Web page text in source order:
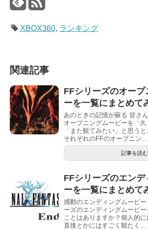
XBOX360, ランキング
関連記事
FFシリーズのオー
ーを一覧にまとめて
あのときの記憶が蘇る 皆さ
オープニングムービーを「久
「また観てみたい」と思う
それぞれのFFのオープニン...
記事を読む
FFシリーズのエン
ーを一覧にまとめて
感動のエンディングムービ
ーズのエンディングムービ
ことはありますか？個人的
直後とかにはすごく観たく...